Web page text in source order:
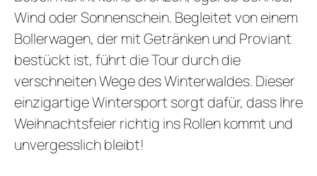
Wind oder Sonnenschein. Begleitet von einem
Bollerwagen, der mit Getränken und Proviant
bestückt ist, führt die Tour durch die
verschneiten Wege des Winterwaldes. Dieser
einzigartige Wintersport sorgt dafür, dass Ihre
Weihnachtsfeier richtig ins Rollen kommt und
unvergesslich bleibt!